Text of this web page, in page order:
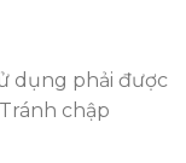
dụng phải được
chập